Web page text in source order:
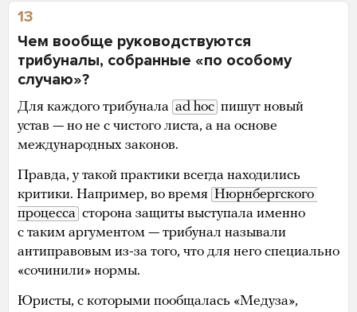
13
Чем вообще руководствуются
трибуналы, собранные «по особому
случаю»?
Для каждого трибунала ad hoc пишут новый
устав — но не с чистого листа, а на основе
международных законов.
Правда, у такой практики всегда находились
критики. Например, во время Нюрнбергского
процесса сторона защиты выступала именно
с таким аргументом — трибунал называли
антиправовым из-за того, что для него специально
«сочинили» нормы.
Юристы, с которыми пообщалась «Медуза»,